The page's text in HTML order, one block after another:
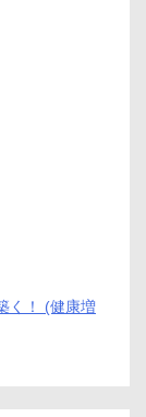
く！ (健康増